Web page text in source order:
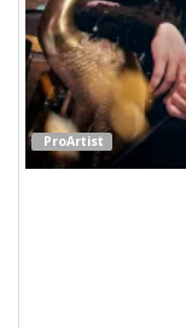
ProArtist